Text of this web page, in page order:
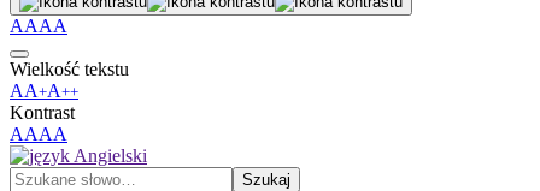
AAAA
Wielkość tekstu
AA+A++
Kontrast
AAAA